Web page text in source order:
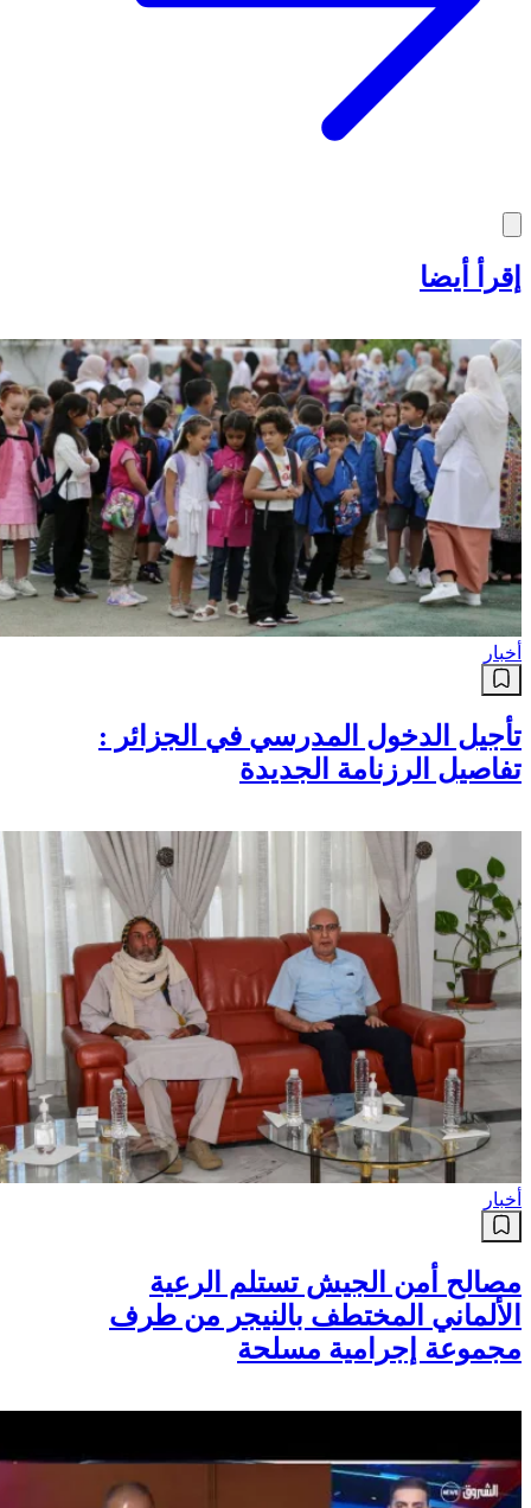
إقرأ أيضا
أخبار
تأجيل الدخول المدرسي في الجزائر :
تفاصيل الرزنامة الجديدة
أخبار
مصالح أمن الجيش تستلم الرعية
الألماني المختطف بالنيجر من طرف
مجموعة إجرامية مسلحة